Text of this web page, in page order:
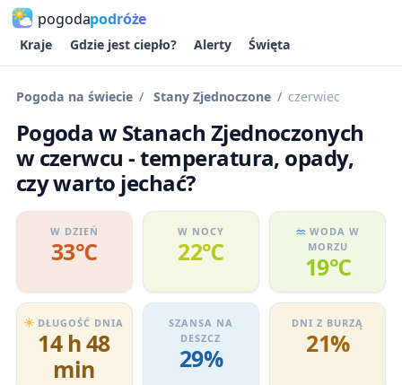
pogodapodróże
Kraje Gdzie jest ciepło? Alerty Święta
Pogoda na świecie Stany Zjednoczone czerwiec
Pogoda w Stanach Zjednoczonych
w czerwcu - temperatura, opady,
czy warto jechać?
W DZIEŃ
33℃
W NOCY
22℃
WODA W
MORZU
19℃
DŁUGOŚĆ DNIA
14 h 48
min
SZANSA NA
DESZCZ
29%
DNI Z BURZĄ
21%